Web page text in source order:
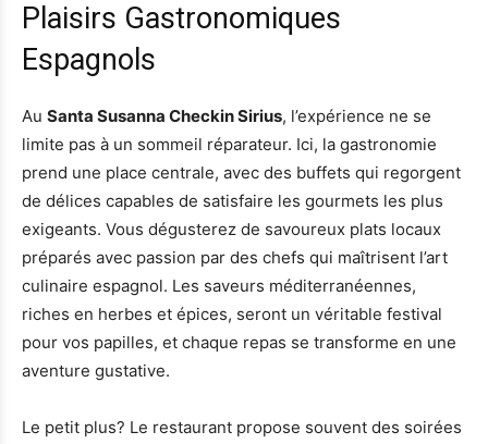
Plaisirs Gastronomiques
Espagnols
Au Santa Susanna Checkin Sirius, l’expérience ne se
limite pas à un sommeil réparateur. Ici, la gastronomie
prend une place centrale, avec des buffets qui regorgent
de délices capables de satisfaire les gourmets les plus
exigeants. Vous dégusterez de savoureux plats locaux
préparés avec passion par des chefs qui maîtrisent l’art
culinaire espagnol. Les saveurs méditerranéennes,
riches en herbes et épices, seront un véritable festival
pour vos papilles, et chaque repas se transforme en une
aventure gustative.
Le petit plus? Le restaurant propose souvent des soirées